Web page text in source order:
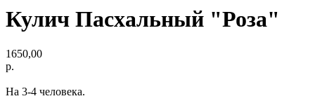
Кулич Пасхальный "Роза"
1650,00
р.
На 3-4 человека.